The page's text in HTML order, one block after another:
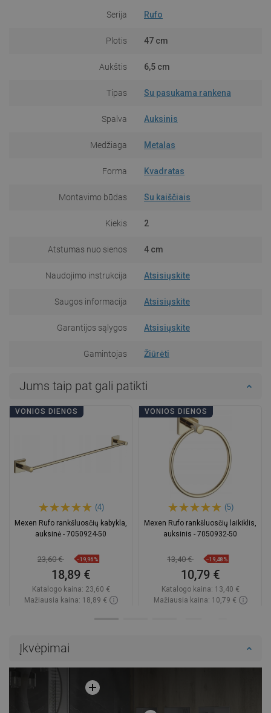
Serija Rufo
Plotis 47 cm
Aukštis 6,5 cm
Tipas Su pasukama rankena
Spalva Auksinis
Medžiaga Metalas
Forma Kvadratas
Montavimo būdas Su kaiščiais
Kiekis 2
Atstumas nuo sienos 4 cm
Naudojimo instrukcija Atsisiųskite
Saugos informacija Atsisiųskite
Garantijos sąlygos Atsisiųskite
Gamintojas Žiūrėti
Jums taip pat gali patikti
VONIOS DIENOS
(4)
Mexen Rufo rankšluosčių kabykla,
auksinė - 7050924-50
23,60 € −19,96%
18,89 €
Katalogo kaina: 23,60 €
Mažiausia kaina: 18,89 €
VONIOS DIENOS
(5)
Mexen Rufo rankšluosčių laikiklis,
auksinis - 7050932-50
13,40 € −19,48%
10,79 €
Katalogo kaina: 13,40 €
Mažiausia kaina: 10,79 €
Įkvėpimai